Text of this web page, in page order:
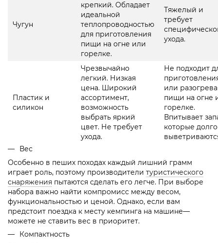
Чугун
крепкий. Обладает
идеальной
теплопроводностью
для приготовления
пищи на огне или
горелке.
Тяжелый и
требует
ухода.
Пластик и
силикон
Чрезвычайно
легкий. Низкая
цена. Широкий
ассортимент,
возможность
выбрать яркий
цвет. Не требует
ухода.
Не подходит
или разогрева
пищи на огне
горелке.
Впитывает
которые
Вес
Особенно в пеших походах каждый лишний грамм
играет роль, поэтому производители туристического
снаряжения пытаются сделать его легче. При выборе
набора важно найти компромисс между весом,
функциональностью и ценой. Однако, если вам
предстоит поездка к месту кемпинга на машине—
можете не ставить вес в приоритет.
Компактность